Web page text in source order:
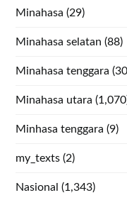
Minahasa (29)
Minahasa selatan (88)
Minahasa tenggara
Minahasa utara
Minhasa tenggara (9)
my_texts (2)
Nasional (1,343)